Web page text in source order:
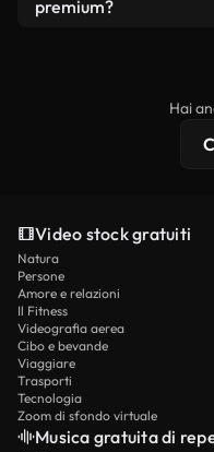
premium?
Hai
Video stock gratuiti
Natura
Persone
Amore e relazioni
Il Fitness
Videografia aerea
Cibo e bevande
Viaggiare
Trasporti
Tecnologia
Zoom di sfondo virtuale
Musica gratuita di